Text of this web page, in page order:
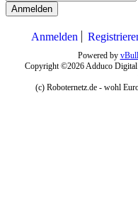
Anmelden
Anmelden
Powered by
Copyright ©2026 Adduco
(c) Roboternetz.de - wohl